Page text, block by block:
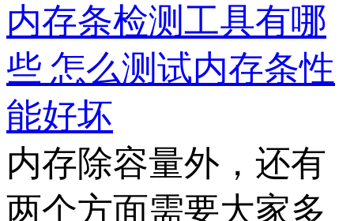
内存条检测工具有哪
些 怎么测试内存条性
能好坏
内存除容量外，还有
两个方面需要大家多